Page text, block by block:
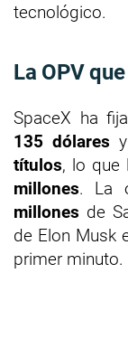
tecnológico.
La OPV
SpaceX ha
135 dólares
títulos, lo que
millones. La
millones de
de Elon Musk
primer minuto.